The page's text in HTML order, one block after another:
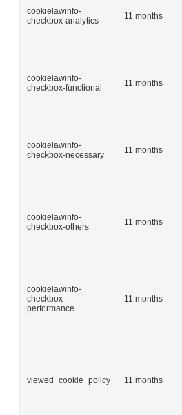
cookielawinfo-
checkbox-analytics
11 months
cookielawinfo-
checkbox-functional
11 months
cookielawinfo-
checkbox-necessary
11 months
cookielawinfo-
checkbox-others
11 months
cookielawinfo-
checkbox-
performance
11 months
viewed_cookie_policy 11 months